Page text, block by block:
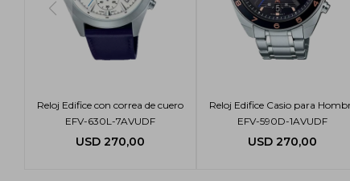
Reloj Edifice con correa de cuero
EFV-630L-7AVUDF
USD 270,00
Reloj Edifice Casio para
EFV-590D-1AVUDF
USD 270,00